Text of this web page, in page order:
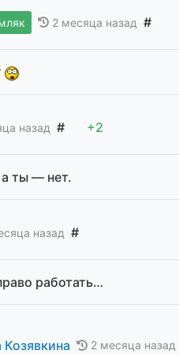
2 месяца назад #
назад # +2
ты — нет.
назад #
работать…
2 месяца назад